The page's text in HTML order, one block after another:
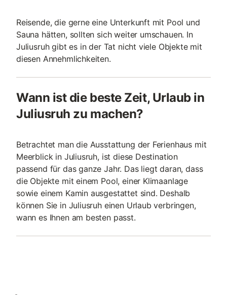
Reisende, die gerne eine Unterkunft mit Pool und
Sauna hätten, sollten sich weiter umschauen. In
Juliusruh gibt es in der Tat nicht viele Objekte mit
diesen Annehmlichkeiten.
Wann ist die beste Zeit, Urlaub in
Juliusruh zu machen?
Betrachtet man die Ausstattung der Ferienhaus mit
Meerblick in Juliusruh, ist diese Destination
passend für das ganze Jahr. Das liegt daran, dass
die Objekte mit einem Pool, einer Klimaanlage
sowie einem Kamin ausgestattet sind. Deshalb
können Sie in Juliusruh einen Urlaub verbringen,
wann es Ihnen am besten passt.